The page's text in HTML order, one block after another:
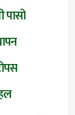
पासो